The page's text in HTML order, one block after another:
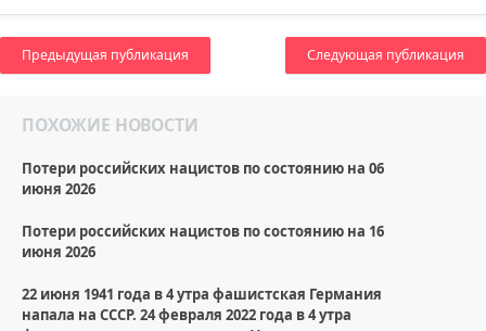
Предыдущая публикация Следующая публикация
ПОХОЖИЕ НОВОСТИ
Потери российских нацистов по состоянию на 06
июня 2026
Потери российских нацистов по состоянию на 16
июня 2026
22 июня 1941 года в 4 утра фашистская Германия
напала на СССР. 24 февраля 2022 года в 4 утра